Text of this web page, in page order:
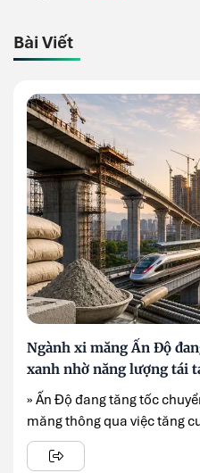
Bài Viết
Ngành xi măng Ấn Độ
xanh nhờ năng lượng tái
» Ấn Độ đang tăng tốc
măng thông qua việc tăng